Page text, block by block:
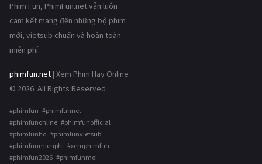
Phim Fun, PhimFun.net vẫn luôn
cam kết mang đến những bộ phim
mới, vietsub chuẩn và hoàn toàn
miễn phí.
phimfun.net | Xem Phim Hay Online
© 2026. All Rights Reserved
#phimfun #phimfunnet
#phimfunonline #phimfunofficial
#phimfunhd #phimfunvietsub
#phimfunmienphi #xemphimfun
#phimfun2026 #phimfunmoi